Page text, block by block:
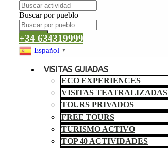
Buscar por pueblo
Buscar
+34 634319999
Español ▼
VISITAS GUIADAS
ECO EXPERIENCES
VISITAS TEATRALIZADAS
TOURS PRIVADOS
FREE TOURS
TURISMO ACTIVO
TOP 40 ACTIVIDADES